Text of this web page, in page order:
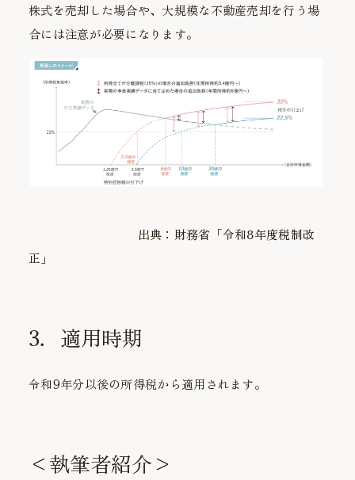
株式を売却した場合や、大規模な不動産売却を行う場
合には注意が必要になります。
出典：財務省「令和8年度税制改
正」
3．適用時期
令和9年分以後の所得税から適用されます。
<執筆者紹介>